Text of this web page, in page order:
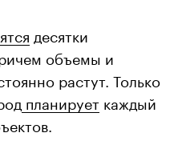
десятки
объемы и
растут. Только
планирует каждый